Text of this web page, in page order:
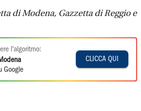
di Modena, Gazzetta di Reggio e
l'algoritmo:
Google
CLICCA QUI